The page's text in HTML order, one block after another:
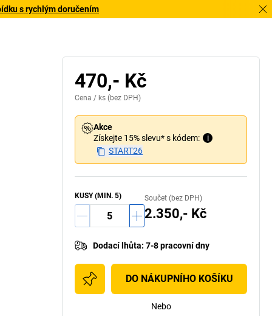
s rychlým doručením
470,- Kč
Cena / ks (bez DPH)
Akce
Získejte 15% slevu* s kódem:
i
START26
KUSY (MIN. 5) Součet (bez DPH)
2.350,- Kč
Dodací lhůta: 7-8 pracovní dny
DO NÁKUPNÍHO KOŠÍKU
Nebo